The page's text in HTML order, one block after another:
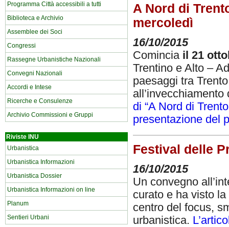
Programma Città accessibili a tutti
Biblioteca e Archivio
Assemblee dei Soci
Congressi
Rassegne Urbanistiche Nazionali
Convegni Nazionali
Accordi e Intese
Ricerche e Consulenze
Archivio Commissioni e Gruppi
Riviste INU
Urbanistica
Urbanistica Informazioni
Urbanistica Dossier
Urbanistica Informazioni on line
Planum
Sentieri Urbani
A Nord di
mercoledì
16/10/2015
Comincia il 21
Trentino e Alto –
paesaggi tra
di “A Nord di
presentazione del
Festival delle
16/10/2015
Un convegno
curato e ha visto
centro del focus,
urbanistica.